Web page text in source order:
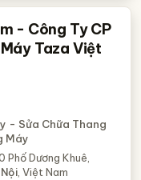
- Công Ty CP
Taza Việt
- Sửa Chữa Thang
Máy
Phố Dương Khuê,
, Việt Nam